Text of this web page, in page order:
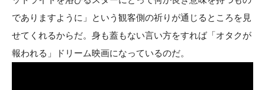
でありますように」という観客側の祈りが通じるところを見
せてくれるからだ。身も蓋もない言い方をすれば「オタクが
報われる」ドリーム映画になっているのだ。